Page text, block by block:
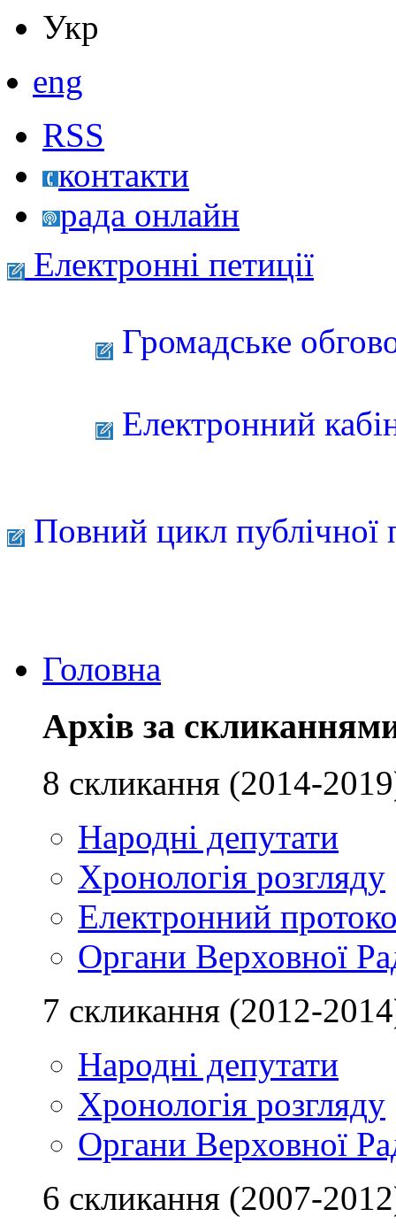
Укр
eng
RSS
контакти
рада онлайн
Електронні петиції
Громадське
Електронний
Повний цикл публічної
Головна
Архів за
8 скликання (2014-
Народні депутати
Хронологія розгляду
Електронний
Органи Верховної
7 скликання (2012-
Народні депутати
Хронологія розгляду
Органи Верховної
6 скликання (2007-